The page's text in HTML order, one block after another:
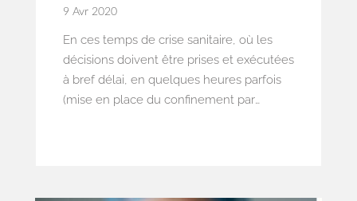
9 Avr 2020
En ces temps de crise sanitaire, où les
décisions doivent être prises et exécutées
à bref délai, en quelques heures parfois
(mise en place du confinement par